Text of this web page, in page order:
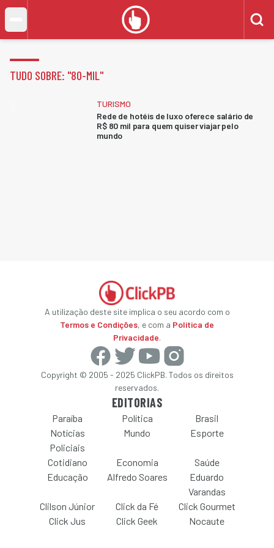
TUDO SOBRE: "80-MIL"
TURISMO
Rede de hotéis de luxo oferece salário de
R$ 80 mil para quem quiser viajar pelo
mundo
A utilização deste site implica o seu acordo com o
Termos e Condições, e com a Política de
Privacidade.
Copyright © 2005 - 2025 ClickPB. Todos os direitos
reservados.
EDITORIAS
Paraíba Política
Brasil
Notícias
Policiais
Mundo Esporte
Cotidiano Economia
Saúde
Educação
Alfredo Soares
Eduardo
Varandas
Clilson Júnior
Click da Fé
Click Gourmet
Click Jus
Click Geek Nocaute